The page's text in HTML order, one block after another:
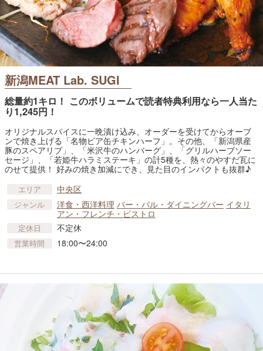
新潟MEAT Lab. SUGI
総量約1キロ！ このボリュームで読者特典利用なら一人当た
り1,245円！
オリジナルスパイスに一晩漬け込み、オーダーを受けてからオーブ
ンで焼き上げる「名物ビア缶チキンハーフ」。その他、「新潟県産
豚のスペアリブ」、「米沢牛のハンバーグ」、「グリルハーブソー
セージ」、「若姫牛ハラミステーキ」の計5種を、熱々のやすだ瓦に
のせて提供！ 好みの焼き加減にでき、見た目のインパクトも抜群♪
エリア 中央区
ジャンル 洋食・西洋料理 バー・バル・ダイニングバー イタリ
アン・フレンチ・ビストロ
定休日 不定休
営業時間 18:00〜24:00